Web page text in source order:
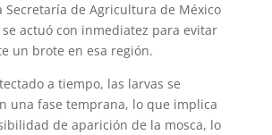
Secretaría de Agricultura de México
actuó con inmediatez para evitar
un brote en esa región.
a tiempo, las larvas se
una fase temprana, lo que implica
de aparición de la mosca, lo